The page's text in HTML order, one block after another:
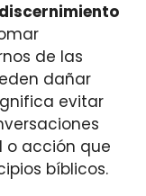
de las
dañar
evitar
o acción que
bíblicos.